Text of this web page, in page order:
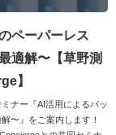
ペーパーレス
適解〜【草野測
】
ナー『AI活用によるバッ
〜』をご案内します！